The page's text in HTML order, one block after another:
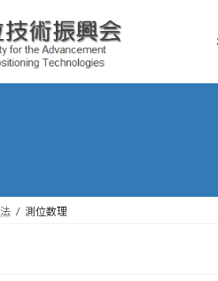
測位数理